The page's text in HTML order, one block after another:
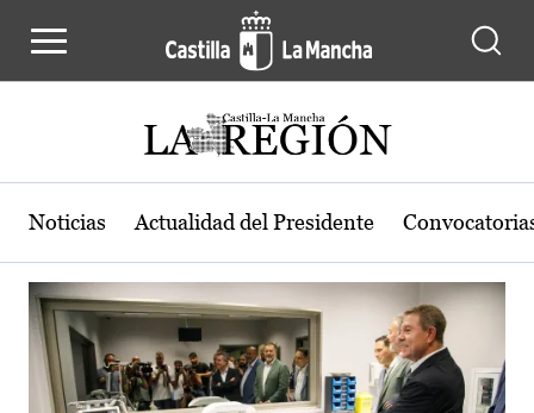
Actualidad de la región de Castilla-
Noticias Actualidad del Presidente